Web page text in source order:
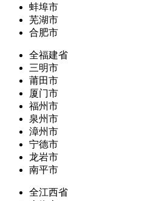
蚌埠市
芜湖市
合肥市
全福建省
三明市
莆田市
厦门市
福州市
泉州市
漳州市
宁德市
龙岩市
南平市
全江西省